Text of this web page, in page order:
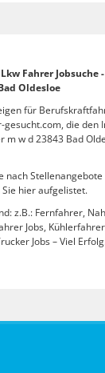
Fahrer Jobsuche
Oldesloe
für
gesucht.com, die den
m w d 23843 Bad
nach
hier aufgelistet.
z.B.: Fernfahrer,
Jobs,
Jobs – Viel